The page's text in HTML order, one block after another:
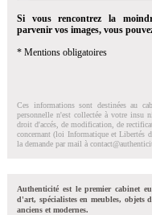
Si vous rencontrez la
parvenir vos images, vous
* Mentions obligatoires
Ces informations sont destinées au
personnelle n'est collectée à votre insu
droit d'accés, de modification, de
concernant (loi Informatique et Libertés
la demande par mail à
Authenticité est le premier cabinet
d'art, spécialistes en meubles, objets
anciens et modernes.